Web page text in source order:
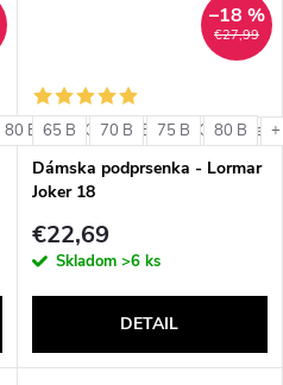
80 B 80 C 85 B 85 C +
€27,99
–18 %
65 B 70 B 75 B 80 B
Dámska podprsenka - Lormar
Joker 18
€22,69
Skladom >6 ks
DETAIL